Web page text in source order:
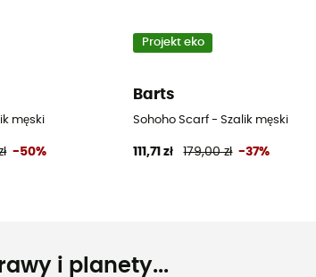
męski
-50%
Projekt eko
Barts
Sohoho Scarf - Szalik męski
111,71 zł 179,00 zł -37%
i planety...